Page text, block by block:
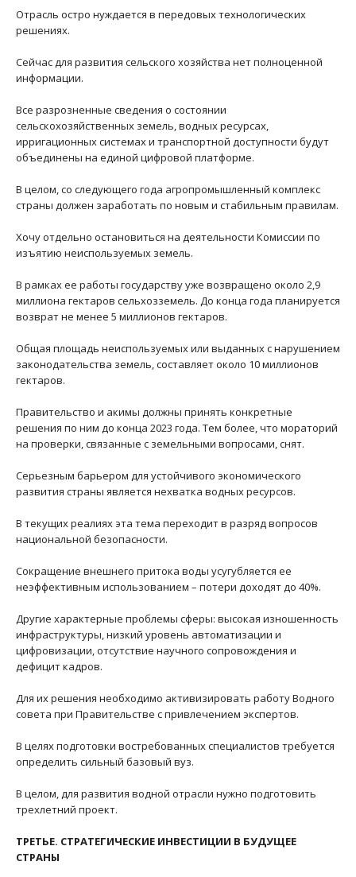
Отрасль остро нуждается в передовых технологических
решениях.
Сейчас для развития сельского хозяйства нет полноценной
информации.
Все разрозненные сведения о состоянии
сельскохозяйственных земель, водных ресурсах,
ирригационных системах и транспортной доступности будут
объединены на единой цифровой платформе.
В целом, со следующего года агропромышленный комплекс
страны должен заработать по новым и стабильным правилам.
Хочу отдельно остановиться на деятельности Комиссии по
изъятию неиспользуемых земель.
В рамках ее работы государству уже возвращено около 2,9
миллиона гектаров сельхозземель. До конца года планируется
возврат не менее 5 миллионов гектаров.
Общая площадь неиспользуемых или выданных с нарушением
законодательства земель, составляет около 10 миллионов
гектаров.
Правительство и акимы должны принять конкретные
решения по ним до конца 2023 года. Тем более, что мораторий
на проверки, связанные с земельными вопросами, снят.
Серьезным барьером для устойчивого экономического
развития страны является нехватка водных ресурсов.
В текущих реалиях эта тема переходит в разряд вопросов
национальной безопасности.
Сокращение внешнего притока воды усугубляется ее
неэффективным использованием – потери доходят до 40%.
Другие характерные проблемы сферы: высокая изношенность
инфраструктуры, низкий уровень автоматизации и
цифровизации, отсутствие научного сопровождения и
дефицит кадров.
Для их решения необходимо активизировать работу Водного
совета при Правительстве с привлечением экспертов.
В целях подготовки востребованных специалистов требуется
определить сильный базовый вуз.
В целом, для развития водной отрасли нужно подготовить
трехлетний проект.
ТРЕТЬЕ. СТРАТЕГИЧЕСКИЕ ИНВЕСТИЦИИ В БУДУЩЕЕ
СТРАНЫ